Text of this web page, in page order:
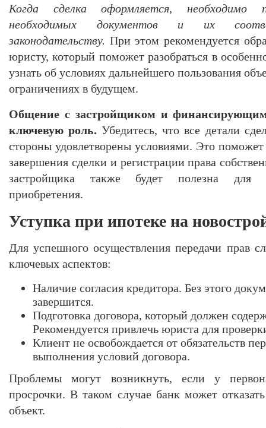
Когда сделка оформляется, необходимо
необходимых документов и их
законодательству. При этом рекомендуется
юристу, который поможет разобраться в
узнать об условиях дальнейшего пользования
ограничениях в будущем.
Общение с застройщиком и
ключевую роль. Убедитесь, что все детали
стороны удовлетворены условиями. Это
завершения сделки и регистрации права
застройщика также будет полезна для
приобретения.
Уступка при ипотеке на
Для успешного осуществления передачи прав
ключевых аспектов:
Наличие согласия кредитора. Без этого
завершится.
Подготовка договора, который должен
Рекомендуется привлечь юриста для
Клиент не освобождается от обязательств
выполнения условий договора.
Проблемы могут возникнуть, если у
просрочки. В таком случае банк может
объект.